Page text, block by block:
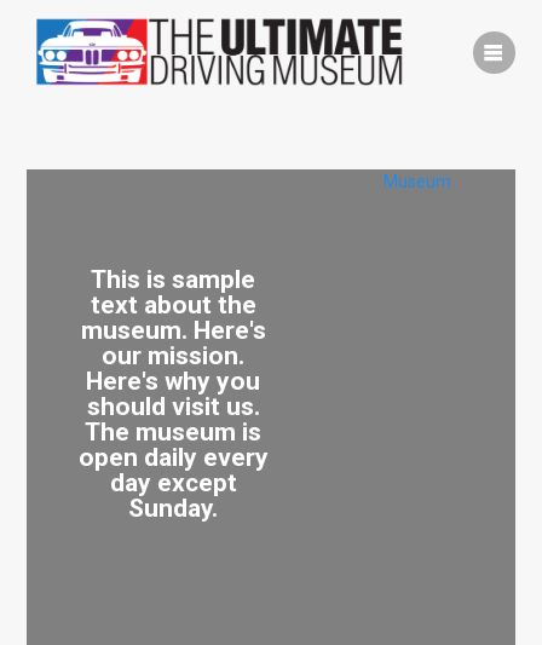
content
This is sample
text about the
museum. Here's
our mission.
Here's why you
should visit us.
The museum is
open daily every
day except
Sunday.
Museum